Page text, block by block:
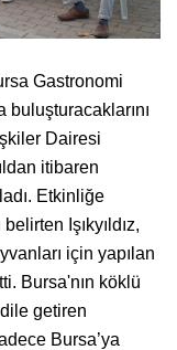
Gastronomi
buluşturacaklarını
Dairesi
itibaren
Etkinliğe
Işıkyıldız,
için yapılan
Bursa'nın köklü
getiren
Bursa’ya